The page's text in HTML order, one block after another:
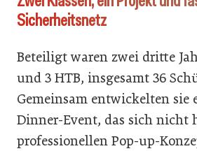
Sicherheitsnetz
Beteiligt waren zwei dritte
und 3 HTB, insgesamt 36
Gemeinsam entwickelten sie
Dinner-Event, das sich nicht
professionellen Pop-up-